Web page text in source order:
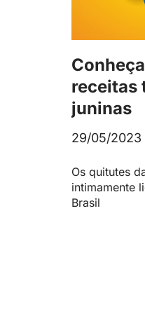
receitas
juninas
29/05/2023
Os quitutes
intimamente
Brasil